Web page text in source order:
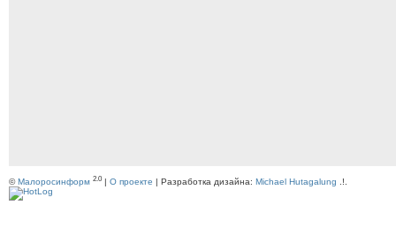
©Малоросинформ 2.0 | О проекте | Разработка дизайна: Michael Hutagalung .!.